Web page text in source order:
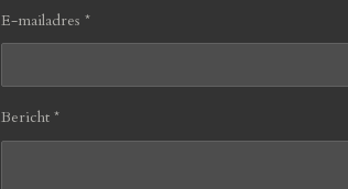
E-mailadres *
Bericht *